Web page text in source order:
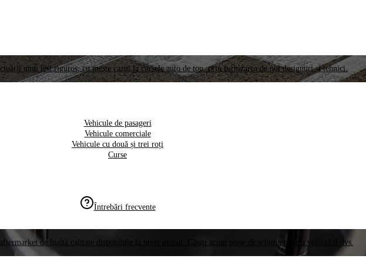
unui test riguros, cu meste cazul la cursele auto de top, prin furnizarea de noi designuri și tehnici.
Vehicule de pasageri
Vehicule comerciale
Vehicule cu două și trei roți
Curse
Întrebări frecvente
de înaltă calitate disponibile la nivel global. Găsiți acum piese de schimb pentru vehiculul dvs.